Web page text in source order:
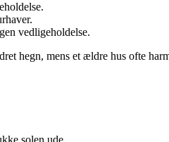
vedligeholdelse.
hegn, mens et ældre hus ofte